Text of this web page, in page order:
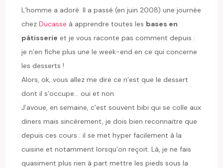
L’homme a adoré. Il a passé (en juin 2008) une journée
chezDucasse à apprendre toutes les bases en
pâtisserie et je vous raconte pas comment depuis :
je n’en fiche plus une le week-end en ce qui concerne
les desserts !
Alors, ok, vous allez me dire ce n’est que le dessert
dont il s’occupe… oui et non.
J’avoue, en semaine, c’est souvent bibi qui se colle aux
diners mais sincèrement, je dois bien reconnaitre que
depuis ces cours : il se met hyper facilement à la
cuisine et notamment lorsqu’on reçoit. Là, je ne fais
quasiment plus rien à part mettre les pieds sous la